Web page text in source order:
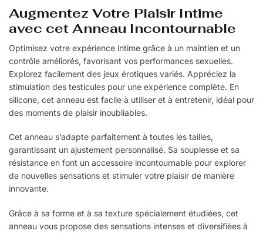
Augmentez Votre Plaisir Intime
avec cet Anneau Incontournable
Optimisez votre expérience intime grâce à un maintien et un
contrôle améliorés, favorisant vos performances sexuelles.
Explorez facilement des jeux érotiques variés. Appréciez la
stimulation des testicules pour une expérience complète. En
silicone, cet anneau est facile à utiliser et à entretenir, idéal pour
des moments de plaisir inoubliables.
Cet anneau s’adapte parfaitement à toutes les tailles,
garantissant un ajustement personnalisé. Sa souplesse et sa
résistance en font un accessoire incontournable pour explorer
de nouvelles sensations et stimuler votre plaisir de manière
innovante.
Grâce à sa forme et à sa texture spécialement étudiées, cet
anneau vous propose des sensations intenses et diversifiées à